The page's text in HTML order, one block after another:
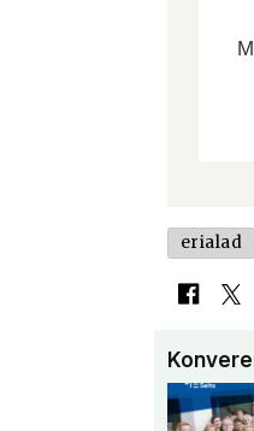
erialad